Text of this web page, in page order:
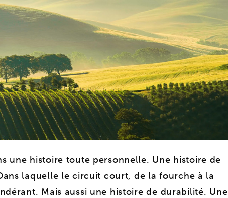
une histoire toute personnelle. Une histoire de
laquelle le circuit court, de la fourche à la
Mais aussi une histoire de durabilité. Une